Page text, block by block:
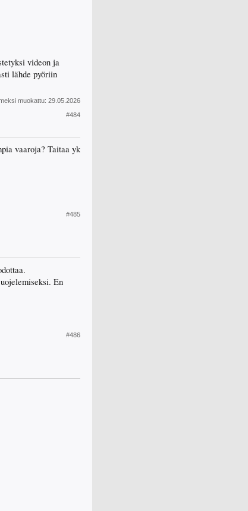
videon ja
lähde pyöriin
muokattu: 29.05.2026
#484
vaaroja? Taitaa yk
#485
En
#486